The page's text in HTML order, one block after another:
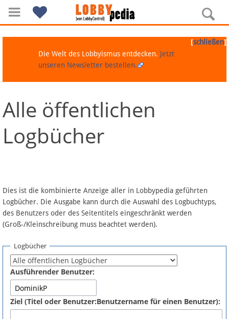
Navigation
Über Lobbypedia
Artikel nach Kategorien
FAQ
Fördermitglied werden
Fehler melden
[schließen]
Die Welt des Lobbyismus entdecken. Jetzt
unseren Newsletter bestellen.
Alle öffentlichen
Logbücher
Dies ist die kombinierte Anzeige aller in Lobbypedia geführten
Logbücher. Die Ausgabe kann durch die Auswahl des Logbuchtyps,
des Benutzers oder des Seitentitels eingeschränkt werden
(Groß-/Kleinschreibung muss beachtet werden).
Logbücher
Ausführender Benutzer:
Ziel (Titel oder Benutzer:Benutzername für einen Benutzer):